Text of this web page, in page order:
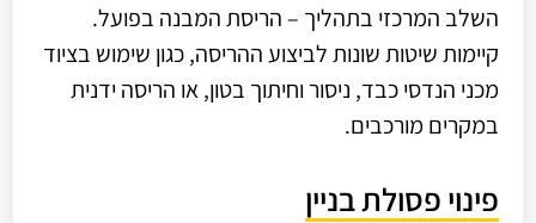
השלב המרכזי בתהליך – הריסת המבנה בפועל.
קיימות שיטות שונות לביצוע ההריסה, כגון שימוש בציוד
מכני הנדסי כבד, ניסור וחיתוך בטון, או הריסה ידנית
במקרים מורכבים.
פינוי פסולת בניין